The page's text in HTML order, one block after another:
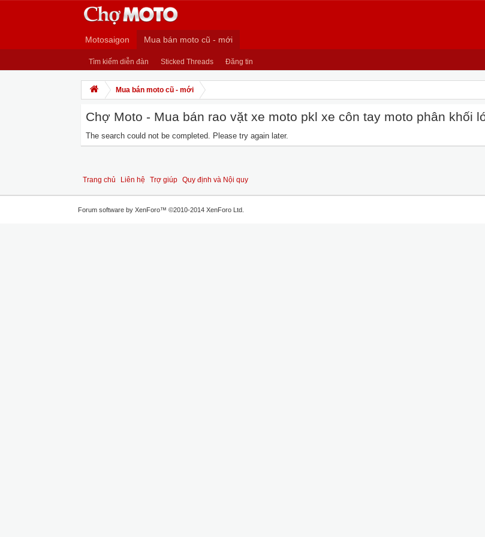
Motosaigon Mua bán moto cũ - mới
Tìm kiếm diễn đàn Sticked Threads Đăng tin
Mua bán moto cũ - mới
Chợ Moto - Mua bán rao vặt xe moto pkl xe côn tay moto phân khối
The search could not be completed. Please try again later.
Trang chủ Liên hệ Trợ giúp Quy định và Nội quy
Forum software by XenForo™ ©2010-2014 XenForo Ltd.